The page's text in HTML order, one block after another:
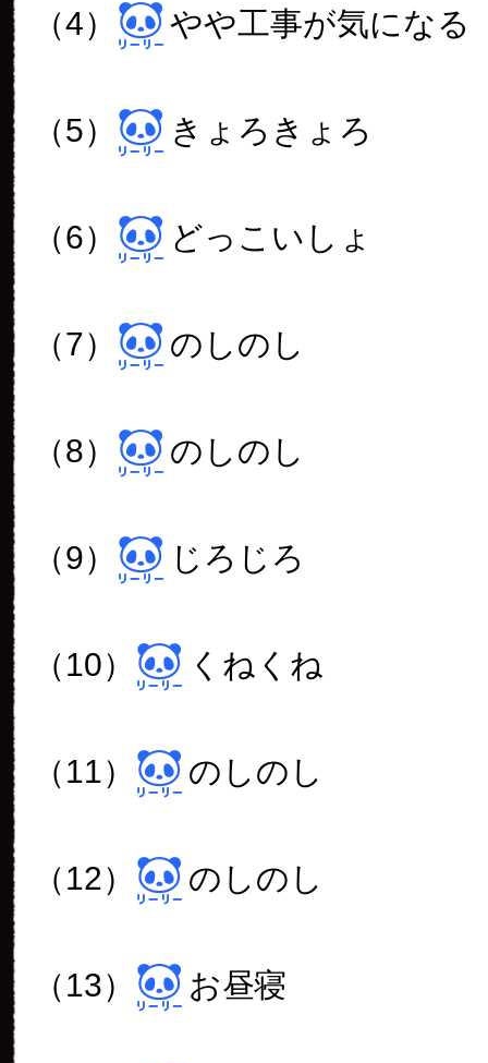
（4） やや工事が気になる
（5） きょろきょろ
（6） どっこいしょ
（7） のしのし
（8） のしのし
（9） じろじろ
（10） くねくね
（11） のしのし
（12） のしのし
（13） お昼寝